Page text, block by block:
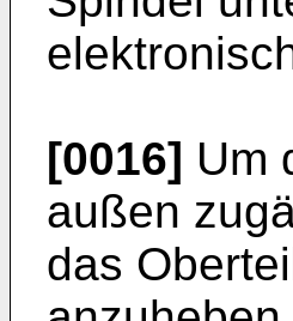
[0016] Um
außen
das